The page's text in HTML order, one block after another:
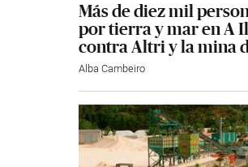
Más de diez mil
por tierra y mar en A
contra Altri y la mina
Alba Cambeiro